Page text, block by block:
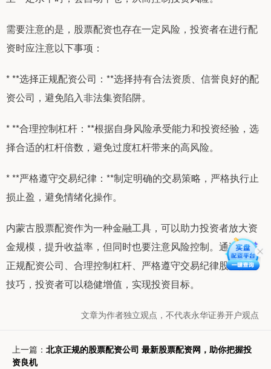
需要注意的是，股票配资也存在一定风险，投资者在进行配
资时应注意以下事项：
* **选择正规配资公司：**选择持有合法资质、信誉良好的配
资公司，避免陷入非法集资陷阱。
* **合理控制杠杆：**根据自身风险承受能力和投资经验，选
择合适的杠杆倍数，避免过度杠杆带来的高风险。
* **严格遵守交易纪律：**制定明确的交易策略，严格执行止
损止盈，避免情绪化操作。
内蒙古股票配资作为一种金融工具，可以助力投资者放大资
金规模，提升收益率，但同时也要注意风险控制。通过选择
正规配资公司、合理控制杠杆、严格遵守交易纪律股市配资
技巧，投资者可以稳健增值，实现投资目标。
文章为作者独立观点，不代表永华证券开户观点
上一篇： 北京正规的股票配资公司 最新股票配资网，助你把握投
资良机